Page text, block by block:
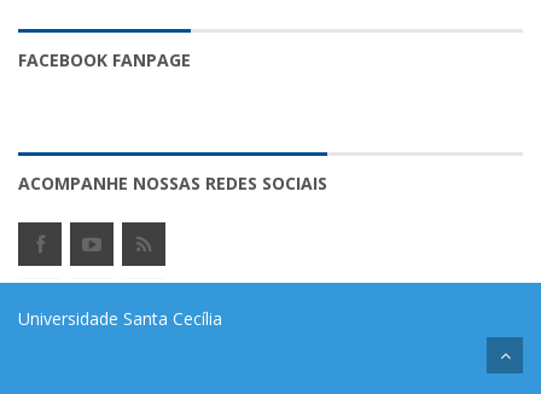
FACEBOOK FANPAGE
ACOMPANHE NOSSAS REDES SOCIAIS
Universidade Santa Cecília